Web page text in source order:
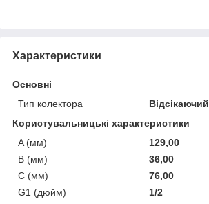
Характеристики
Основні
Тип колектора
Відсікаючий
Користувальницькі характеристики
A (мм)
129,00
B (мм)
36,00
C (мм)
76,00
G1 (дюйм)
1/2